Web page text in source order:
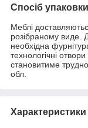
Спосіб упаковки
Меблі
розібраному виде.
необхідна
технологічні
становитиме
обл.
Характеристики